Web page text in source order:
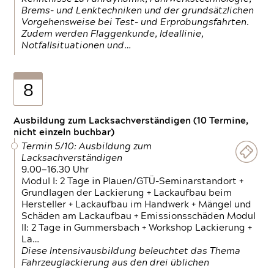
Brems- und Lenktechniken und der grundsätzlichen
Vorgehensweise bei Test- und Erprobungsfahrten.
Zudem werden Flaggenkunde, Ideallinie,
Notfallsituationen und…
8
Ausbildung zum Lacksachverständigen (10 Termine,
nicht einzeln buchbar)
Termin 5/10: Ausbildung zum
Lacksachverständigen
9.00—16.30 Uhr
Modul I: 2 Tage in Plauen/GTÜ-Seminarstandort +
Grundlagen der Lackierung + Lackaufbau beim
Hersteller + Lackaufbau im Handwerk + Mängel und
Schäden am Lackaufbau + Emissionsschäden Modul
II: 2 Tage in Gummersbach + Workshop Lackierung +
La…
Diese Intensivausbildung beleuchtet das Thema
Fahrzeuglackierung aus den drei üblichen